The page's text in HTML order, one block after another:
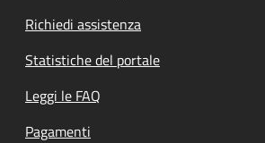
Richiedi assistenza
Statistiche del portale
Leggi le FAQ
Pagamenti